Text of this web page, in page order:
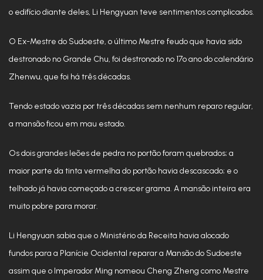
o edifício diante deles, Li Hengyuan teve sentimentos complicados.
O Ex-Mestre do Sudoeste, o último Mestre feudo que havia sido
destronado no Grande Chu, foi destronado no 17º ano do calendário
Zhenwu, que foi há três décadas.
Tendo estado vazia por três décadas sem nenhum reparo regular,
a mansão ficou em mau estado.
Os dois grandes leões de pedra no portão foram quebrados; a
maior parte da tinta vermelha do portão havia descascado; e o
telhado já havia começado a crescer grama. A mansão inteira era
muito pobre para morar.
Li Hengyuan sabia que o Ministério da Receita havia alocado
fundos para a Planície Ocidental reparar a Mansão do Sudoeste
assim que o Imperador Ming nomeou Cheng Zheng como Mestre